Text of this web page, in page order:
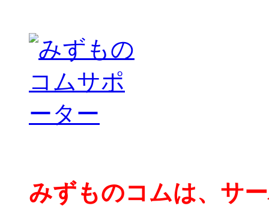
みずものコムは、サ